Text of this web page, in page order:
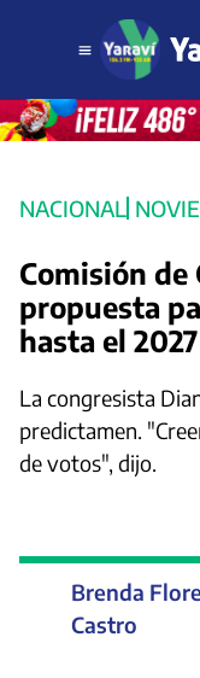
NACIONAL
Comisión de
propuesta
hasta el 2027
La congresista
predictamen.
de votos", dijo.
Brenda
Castro